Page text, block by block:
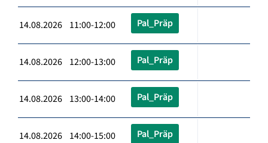
14.08.2026 11:00-12:00 Pal_Präp
14.08.2026 12:00-13:00 Pal_Präp
14.08.2026 13:00-14:00 Pal_Präp
14.08.2026 14:00-15:00 Pal_Präp